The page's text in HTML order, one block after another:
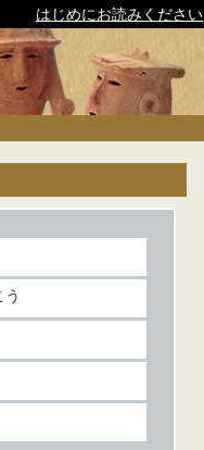
はじめにお読みください